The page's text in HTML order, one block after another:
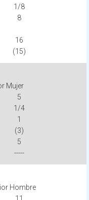
1/8
8
16
(15)
Mujer
5
1/4
1
(3)
5
-----
Hombre